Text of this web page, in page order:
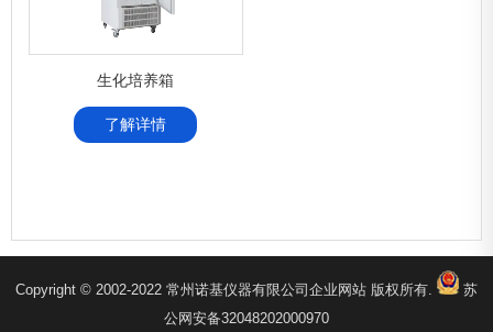
生化培养箱
了解详情
Copyright © 2002-2022 常州诺基仪器有限公司企业网站 版权所有.
苏
公网安备32048202000970